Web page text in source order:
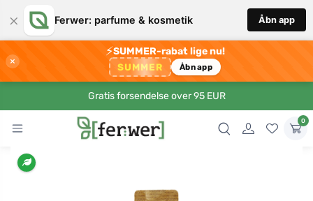
× Ferwer: parfume & kosmetik Åbn app
×
⚡SUMMER-rabat lige nu!
SUMMER Åbn app
Gratis forsendelse over 95 EUR
0